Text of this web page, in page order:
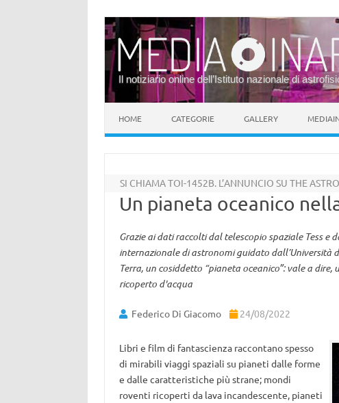
Il notiziario online dell’Istituto nazionale di
HOME CATEGORIE GALLERY
SI CHIAMA TOI-1452B. L’ANNUNCIO SU THE
Un pianeta oceanico
Grazie ai dati raccolti dal telescopio spaziale Tess e
internazionale di astronomi guidato dall’Università
Terra, un cosiddetto “pianeta oceanico”: vale a
ricoperto d'acqua
Federico Di Giacomo 24/08/2022
Libri e film di fantascienza raccontano spesso
di mirabili viaggi spaziali su pianeti dalle forme
e dalle caratteristiche più strane; mondi
roventi ricoperti da lava incandescente, pianeti